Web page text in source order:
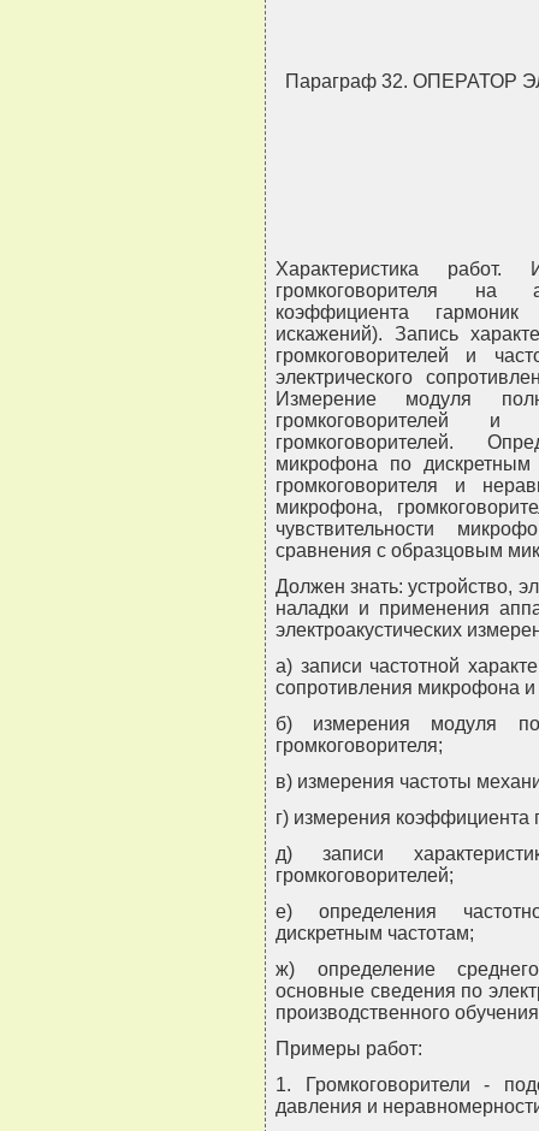
Параграф 32.
Характеристика работ.
громкоговорителя на
коэффициента
искажений). Запись
громкоговорителей и
электрического
Измерение модуля
громкоговорителей и
громкоговорителей.
микрофона по дискретным
громкоговорителя и
микрофона,
чувствительности
сравнения с образцовым
Должен знать: устройство,
наладки и применения
электроакустических
а) записи частотной
сопротивления микрофона и
б) измерения модуля
громкоговорителя;
в) измерения частоты
г) измерения коэффициента
д) записи
громкоговорителей;
е) определения
дискретным частотам;
ж) определение
основные сведения по
производственного
Примеры работ:
1. Громкоговорители -
давления и